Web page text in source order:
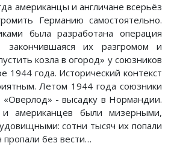
американцы и англичане всерьёз
Германию самостоятельно.
была разработана операция
закончившаяся их разгромом и
козла в огород» у союзников
1944 года. Исторический контекст
Летом 1944 года союзники
- высадку в Нормандии.
и американцев были мизерными,
сотни тысяч их попали
пропали без вести…